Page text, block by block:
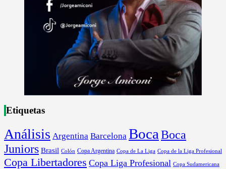
Etiquetas
Análisis Argentina Barcelona Boca Boca
Juniors Brasil Colón Copa Argentina Copa de La Liga Copa de la Liga Profesional
Copa Libertadores Copa Liga Profesional Copa Sudamericana